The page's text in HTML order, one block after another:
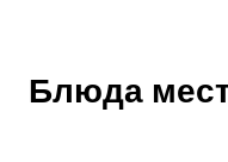
Блюда